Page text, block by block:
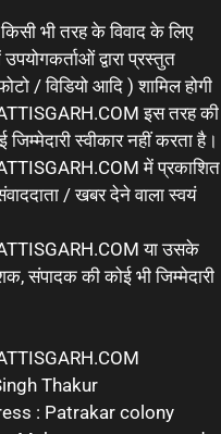
भी तरह के विवाद के लिए
द्वारा प्रस्तुत
/ विडियो आदि ) शामिल होगी
इस तरह की
जिम्मेदारी स्वीकार नहीं करता है।
में प्रकाशित
/ खबर देने वाला स्वयं
या उसके
संपादक की कोई भी जिम्मेदारी
Thakur
: Patrakar colony